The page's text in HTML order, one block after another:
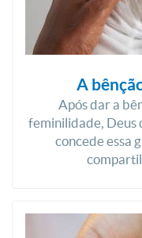
A
Após dar a
feminilidade, Deus
concede essa